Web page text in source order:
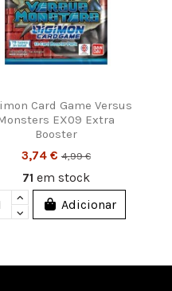
Card Game Versus
EX09 Extra
Booster
3,74 €4,99 €
71 em stock
Adicionar